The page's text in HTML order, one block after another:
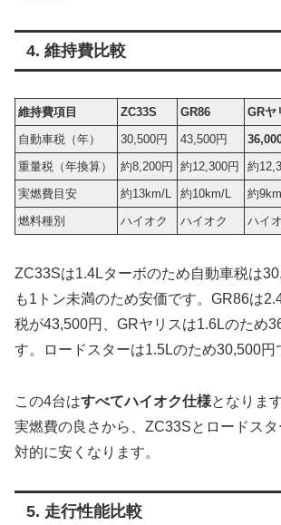
4. 維持費比較
維持費項目 ZC33S GR86 GRヤ
自動車税（年）
30,500円 43,500円
重量税（年換算）
約8,200円 約12,300円 約
実燃費目安
約13km/L 約10km/L 約
燃料種別
ハイオク ハイオク ハイ
ZC33Sは1.4Lターボのため自動車税は
も1トン未満のため安価です。GR86は
税が43,500円、GRヤリスは1.6Lのため
す。ロードスターは1.5Lのため30,500円
この4台はすべてハイオク仕様となります
実燃費の良さから、ZC33Sとロードス
対的に安くなります。
5. 走行性能比較